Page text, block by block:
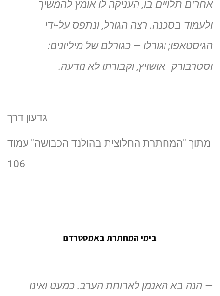
אחרים תלויים בו, העניקה לו אומץ להמשיך
ולעמוד בסכנה. רצה הגורל, ונתפס על-ידי
הגיסטאפו; וגורלו — כגורלם של מיליונים:
וסטרבורק–אושויץ, וקבורתו לא נודעה.
גדעון דרך
מתוך "המחתרת החלוצית בהולנד הכבושה" עמוד
106
בימי המחתרת באמסטרדם
— הנה בא האנמן לארוחת הערב. כמעט ואינו